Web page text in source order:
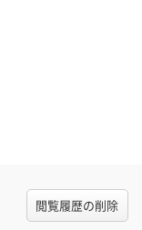
閲覧履歴の削除